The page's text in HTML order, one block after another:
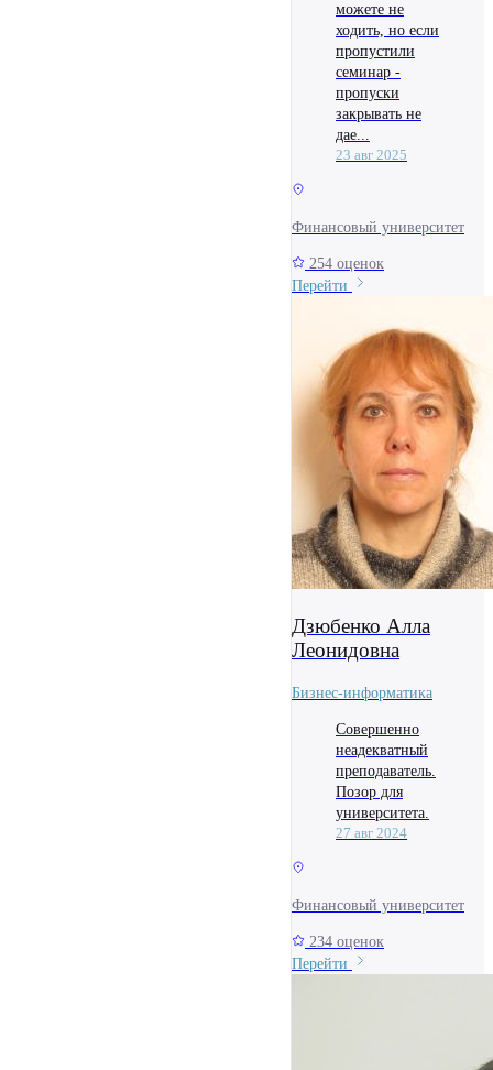
можете не
ходить, но если
пропустили
семинар -
пропуски
закрывать не
дае...
23 авг 2025
Финансовый университет
254 оценок
Перейти
Дзюбенко Алла
Леонидовна
Бизнес-информатика
Совершенно
неадекватный
преподаватель.
Позор для
университета.
27 авг 2024
Финансовый университет
234 оценок
Перейти